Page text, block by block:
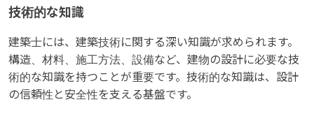
技術的な知識
建築士には、建築技術に関する深い知識が求められます。
構造、材料、施工方法、設備など、建物の設計に必要な技
術的な知識を持つことが重要です。技術的な知識は、設計
の信頼性と安全性を支える基盤です。